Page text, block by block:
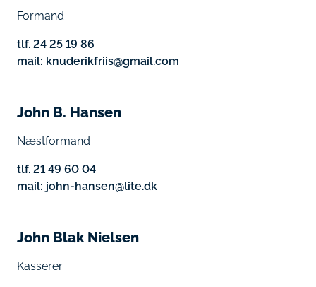
Formand
tlf. 24 25 19 86
mail: knuderikfriis@gmail.com
John B. Hansen
Næstformand
tlf. 21 49 60 04
mail: john-hansen@lite.dk
John Blak Nielsen
Kasserer